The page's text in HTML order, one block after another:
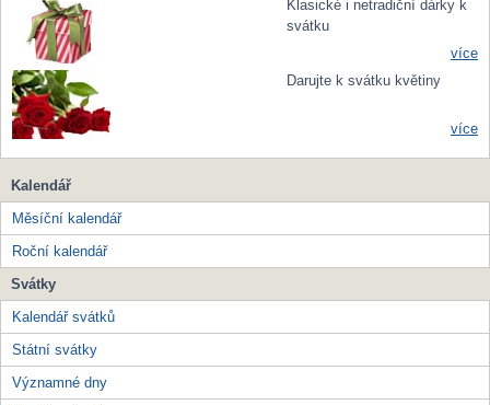
Klasické i netradiční dárky k
svátku
více
Darujte k svátku květiny
více
Kalendář
Měsíční kalendář
Roční kalendář
Svátky
Kalendář svátků
Státní svátky
Významné dny